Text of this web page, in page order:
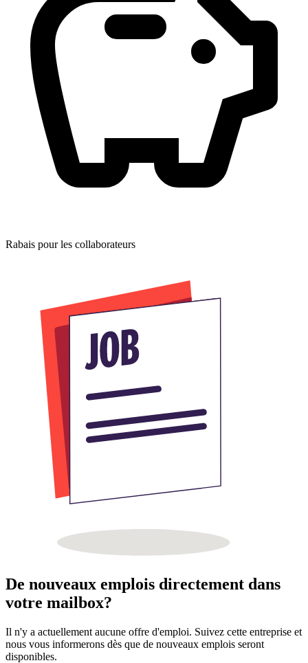
Rabais pour les collaborateurs
De nouveaux emplois directement dans
votre mailbox?
Il n'y a actuellement aucune offre d'emploi. Suivez cette entreprise et
nous vous informerons dès que de nouveaux emplois seront
disponibles.